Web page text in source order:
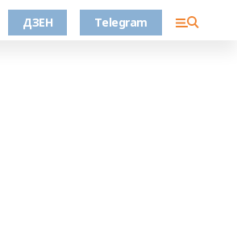
ДЗЕН Telegram